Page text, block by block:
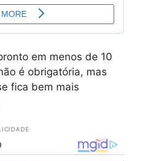
em menos de 10
é obrigatória, mas
fica bem mais